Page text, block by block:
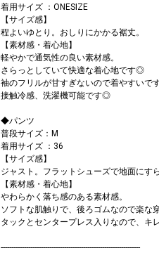
着用サイズ ：ONESIZE
【サイズ感】
程よいゆとり。おしりにかかる裾丈。
【素材感・着心地】
軽やかで通気性の良い素材感。
さらっとしていて快適な着心地です◎
袖のフリルが甘すぎないので着やすいです
接触冷感、洗濯機可能です◎
◆パンツ
普段サイズ：M
着用サイズ ：36
【サイズ感】
ジャスト。フラットシューズで地面にす
【素材感・着心地】
わらかく落ち感のある素材感。
ソフトな肌触りで、後ろゴムなので楽な
タックとセンタープレス入りなので、キ
------------------------------------------------------------------